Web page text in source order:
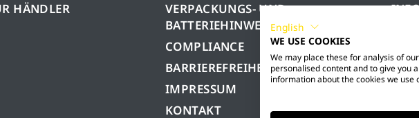
HÄNDLER
VERPACKUNGS- UND
BATTERIEHINWEISE
COMPLIANCE
BARRIEREFREIHEIT
IMPRESSUM
KONTAKT
English
WE USE COOKIES
We may place these for analysis of
personalised content and to give you
information about the cookies we use